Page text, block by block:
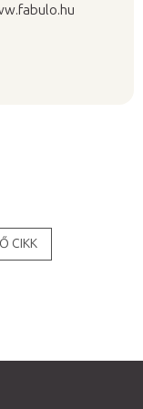
CIKK